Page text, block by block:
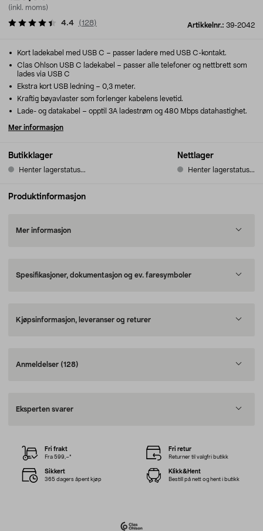
(inkl. moms)
Artikkelnr.: 39-2042
4.4 (128)
Butikklager
Henter lagerstatus...
Nettlager
Henter lagerstatus...
Kort ladekabel med USB C – passer ladere med USB C-kontakt.
Clas Ohlson USB C ladekabel – passer alle telefoner og nettbrett som
lades via USB C
Ekstra kort USB ledning – 0,3 meter.
Kraftig bøyavlaster som forlenger kabelens levetid.
Lade- og datakabel – opptil 3A ladestrøm og 480 Mbps datahastighet.
Mer informasjon
Produktinformasjon
Mer informasjon
Spesifikasjoner, dokumentasjon og ev. faresymboler
Kjøpsinformasjon, leveranser og returer
Anmeldelser (128)
Eksperten svarer
Fri frakt
Fra 599,–*
Fri retur
Returner til valgfri butikk
Sikkert
365 dagers åpent kjøp
Klikk&Hent
Bestill på nett og hent i butikk